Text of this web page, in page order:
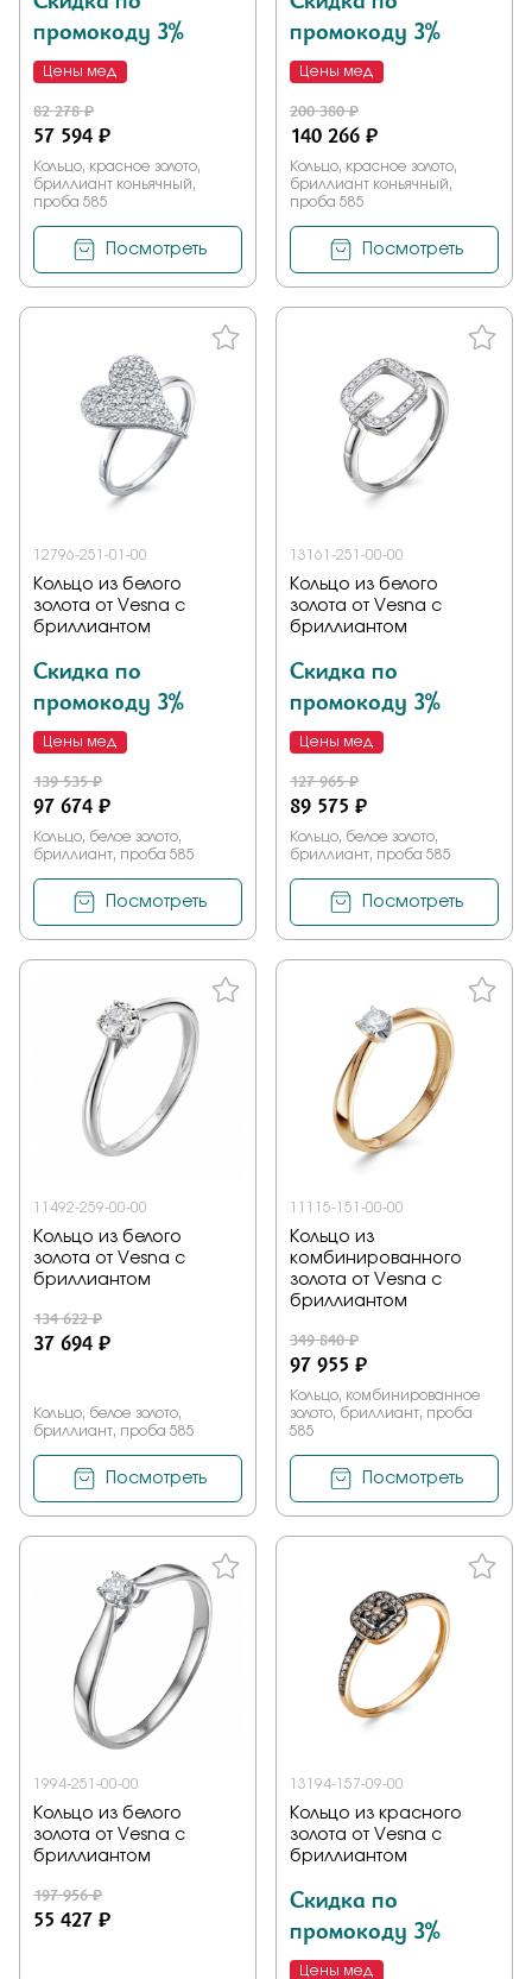
промокоду 3%
Цены мед
82 278 ₽
57 594 ₽
Кольцо, красное золото,
бриллиант коньячный,
проба 585
Посмотреть
промокоду 3%
Цены мед
200 380 ₽
140 266 ₽
Кольцо, красное золото,
бриллиант коньячный,
проба 585
Посмотреть
12796-251-01-00
Кольцо из белого
золота от Vesna с
бриллиантом
Скидка по
промокоду 3%
Цены мед
139 535 ₽
97 674 ₽
Кольцо, белое золото,
бриллиант, проба 585
Посмотреть
13161-251-00-00
Кольцо из белого
золота от Vesna с
бриллиантом
Скидка по
промокоду 3%
Цены мед
127 965 ₽
89 575 ₽
Кольцо, белое золото,
бриллиант, проба 585
Посмотреть
11492-259-00-00
Кольцо из белого
золота от Vesna с
бриллиантом
134 622 ₽
37 694 ₽
Кольцо, белое золото,
бриллиант, проба 585
Посмотреть
11115-151-00-00
Кольцо из
комбинированного
золота от Vesna с
бриллиантом
349 840 ₽
97 955 ₽
Кольцо, комбинированное
золото, бриллиант, проба
585
Посмотреть
1994-251-00-00
Кольцо из белого
золота от Vesna с
бриллиантом
197 956 ₽
55 427 ₽
13194-157-09-00
Кольцо из красного
золота от Vesna с
бриллиантом
Скидка по
промокоду 3%
Цены мед